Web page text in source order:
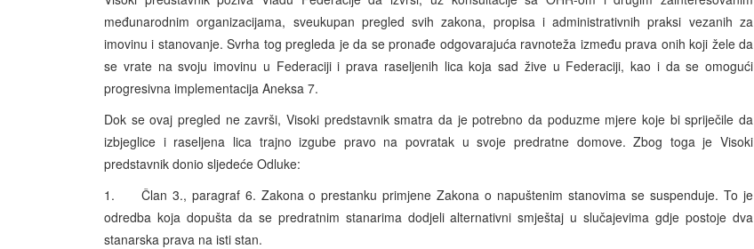
međunarodnim organizacijama, sveukupan pregled svih zakona, propisa i administrativnih praksi vezanih za
imovinu i stanovanje. Svrha tog pregleda je da se pronađe odgovarajuća ravnoteža između prava onih koji žele da
se vrate na svoju imovinu u Federaciji i prava raseljenih lica koja sad žive u Federaciji, kao i da se omogući
progresivna implementacija Aneksa 7.
Dok se ovaj pregled ne završi, Visoki predstavnik smatra da je potrebno da poduzme mjere koje bi spriječile da
izbjeglice i raseljena lica trajno izgube pravo na povratak u svoje predratne domove. Zbog toga je Visoki
predstavnik donio sljedeće Odluke:
1. Član 3., paragraf 6. Zakona o prestanku primjene Zakona o napuštenim stanovima se suspenduje. To je
odredba koja dopušta da se predratnim stanarima dodjeli alternativni smještaj u slučajevima gdje postoje dva
stanarska prava na isti stan.